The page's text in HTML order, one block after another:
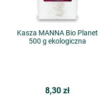
Kasza MANNA Bio Planet
500 g ekologiczna
8,30 zł